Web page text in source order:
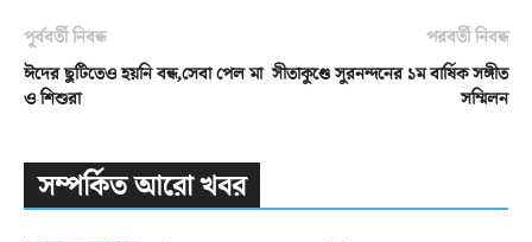
পূর্ববর্তী নিবন্ধ
ঈদের ছুটিতেও হয়নি বন্ধ,সেবা পেল মা
ও শিশুরা
পরবর্তী নিবন্ধ
সীতাকুণ্ডে সুরনন্দনের ১ম বার্ষিক সঙ্গীত
সম্মিলন
সম্পর্কিত আরো খবর